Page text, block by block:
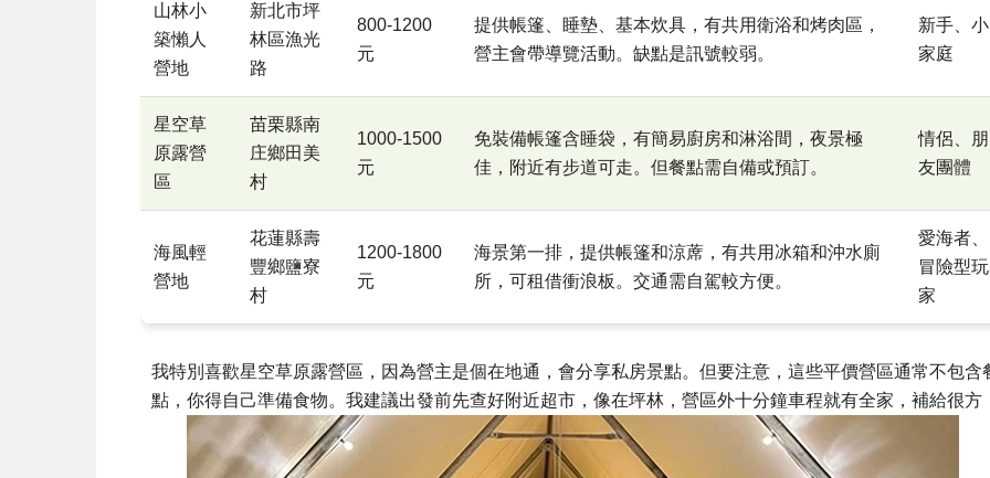
山林小
築懶人
營地
新北市坪
林區漁光
路
800-1200
元
提供帳篷、睡墊、基本炊具，有共用衛浴和烤肉區，
營主會帶導覽活動。缺點是訊號較弱。
新手、小
家庭
星空草
原露營
區
苗栗縣南
庄鄉田美
村
1000-1500
元
免裝備帳篷含睡袋，有簡易廚房和淋浴間，夜景極
佳，附近有步道可走。但餐點需自備或預訂。
情侶、朋
友團體
海風輕
營地
花蓮縣壽
豐鄉鹽寮
村
1200-1800
元
海景第一排，提供帳篷和涼蓆，有共用冰箱和沖水廁
所，可租借衝浪板。交通需自駕較方便。
愛海者、
冒險型玩
家
我特別喜歡星空草原露營區，因為營主是個在地通，會分享私房景點。但要注意，這些平價營區通常不包含
點，你得自己準備食物。我建議出發前先查好附近超市，像在坪林，營區外十分鐘車程就有全家，補給很方